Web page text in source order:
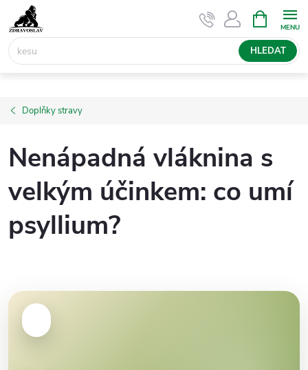
na
obsah
HLEDAT
NÁKUPNÍ
KOŠÍK
Doplňky stravy
Nenápadná vláknina s
velkým účinkem: co umí
psyllium?